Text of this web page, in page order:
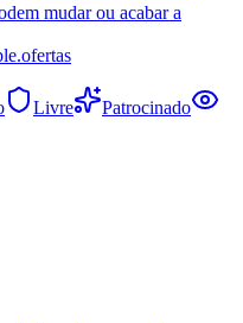
mudar ou acabar a
Livre
Patrocinado